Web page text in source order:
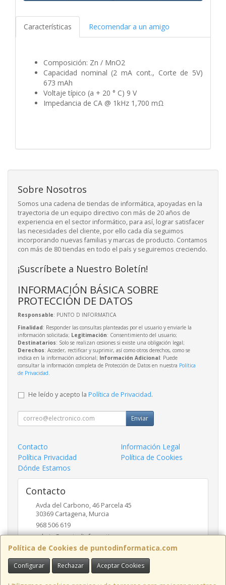
Características Recomendar a un amigo
Composición: Zn / MnO2
Capacidad nominal (2 mA cont., Corte de 5V)
673 mAh
Voltaje típico (a + 20 ° C) 9 V
Impedancia de CA @ 1kHz 1,700 mΩ
Política de Cookies de puntodinformatica.com
Configurar Rechazar Aceptar Cookies
Sobre Nosotros
Somos una cadena de tiendas de informática, apoyadas en la
trayectoria de un equipo directivo con más de 20 años de
experiencia en el sector informático, para así, lograr satisfacer
las necesidades del cliente, por ello cada día seguimos
incorporando nuevas familias y marcas de producto. Contamos
con más de 80 tiendas en todo el país y seguiremos creciendo.
¡Suscríbete a Nuestro Boletín!
INFORMACIÓN BÁSICA SOBRE
PROTECCIÓN DE DATOS
Responsable: PUNTO D INFORMATICA
Finalidad: Responder las consultas planteadas por el usuario y enviarle la
información solicitada; Legitimación: Consentimiento del usuario;
Destinatarios: Solo se realizan cesiones si existe una obligación legal;
Derechos: Acceder, rectificar y suprimir, así como otros derechos, como se
indica en la información adicional; Información Adicional: Puede
consultar la información completa de Protección de Datos en nuestra Política
de Privacidad
He leído y acepto la Política de Privacidad.
Enviar
Contacto
Información Legal
Política Privacidad
Política de Cookies
Dónde Estamos
Contacto
Avda del Carbono, 46 Parcela 45
30369 Cartagena, Murcia
968 506 619
admin@puntodinformatica.com
Horario